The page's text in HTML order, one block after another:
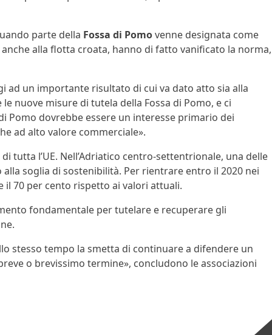
parte della Fossa di Pomovenne designata come
alla flotta croata, hanno di fatto vanificato la norma,
ad un importante risultato di cui va dato atto sia alla
nuove misure di tutela della Fossa di Pomo, e ci
Pomo dovrebbe essere un interesse primario dei
ad alto valore commerciale».
tutta l’UE. Nell’Adriatico centro-settentrionale, una delle
soglia di sostenibilità. Per rientrare entro il 2020 nei
il 70 per cento rispetto ai valori attuali.
fondamentale per tutelare e recuperare gli
stesso tempo la smetta di continuare a difendere un
o brevissimo termine», concludono le associazioni